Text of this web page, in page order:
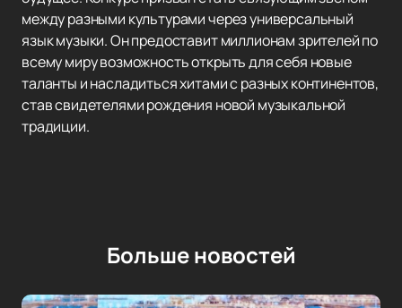
между разными культурами через универсальный
язык музыки. Он предоставит миллионам зрителей по
всему миру возможность открыть для себя новые
таланты и насладиться хитами с разных континентов,
став свидетелями рождения новой музыкальной
традиции.
Больше новостей